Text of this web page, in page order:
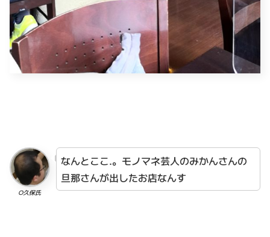
O久保氏
なんとここ.。モノマネ芸人のみかんさんの
旦那さんが出したお店なんす